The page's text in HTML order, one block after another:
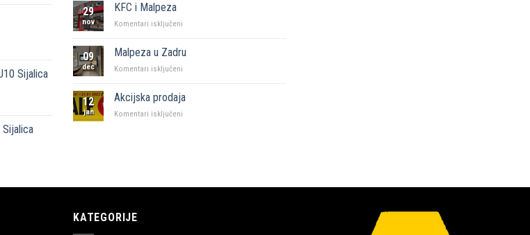
Sijalica
29
nov
KFC i Malpeza
Komentari isključeni
Malpeza
09
dec
Malpeza u Zadru
Komentari isključeni
Zadru
12
jan
Akcijska prodaja
Komentari isključeni
KATEGORIJE